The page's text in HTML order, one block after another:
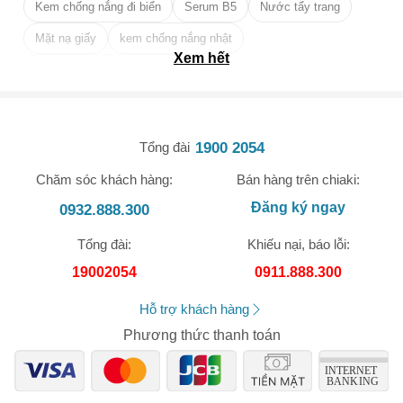
Kem chống nắng đi biển Serum B5 Nước tẩy trang
Mặt nạ giấy kem chống nắng nhật
Tẩy tế bào chết da mặt tốt nhất
Xem hết
Tổng đài 1900 2054
Chăm sóc khách hàng:
0932.888.300
Bán hàng trên chiaki:
Đăng ký ngay
Tổng đài:
19002054
Khiếu nại, báo lỗi:
0911.888.300
Hỗ trợ khách hàng
Phương thức thanh toán
🎁 Đừng Bỏ Lỡ! 🎁
Mã Giảm Giá Dành Riêng Cho Bạn
Giảm ngay cho bất kỳ đơn hàng nào.
Số lần áp dụng:1 lần
Áp dụng cho đơn hàng từ:0
Chỉ áp dụng cho gian hàng: